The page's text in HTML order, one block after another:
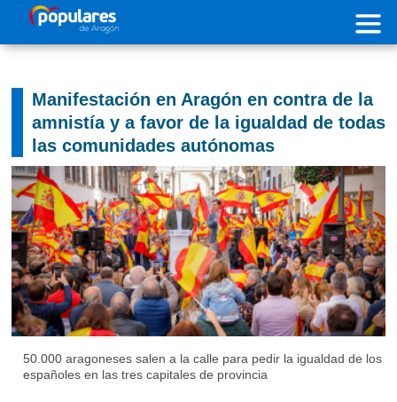
Pasar al contenido principal
Manifestación en Aragón en contra de la
amnistía y a favor de la igualdad de todas
las comunidades autónomas
50.000 aragoneses salen a la calle para pedir la igualdad de los
españoles en las tres capitales de provincia